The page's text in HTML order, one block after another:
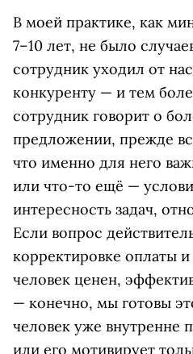
В моей практике, как
7–10 лет, не было
сотрудник уходил от
конкуренту — и тем
сотрудник говорит о
предложении, прежде
что именно для него
или что-то ещё —
интересность задач,
Если вопрос
корректировке оплаты
человек ценен,
— конечно, мы готовы
человек уже внутренне
или его мотивирует